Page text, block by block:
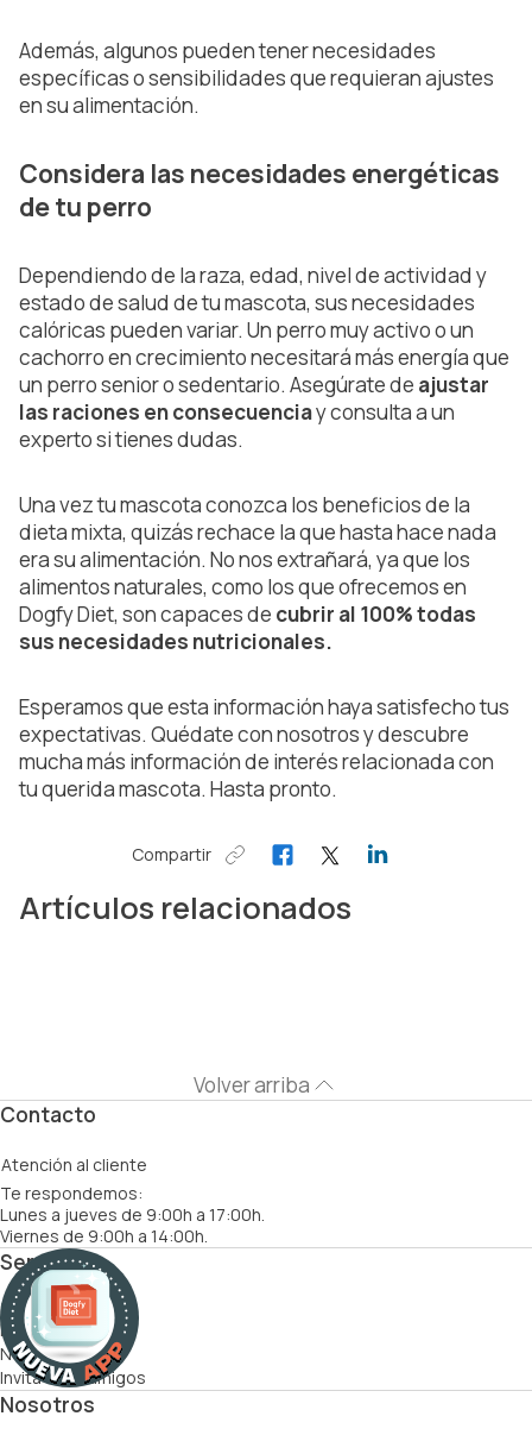
Además, algunos pueden tener necesidades
específicas o sensibilidades que requieran ajustes
en su alimentación.
Considera las necesidades energéticas
de tu perro
Dependiendo de la raza, edad, nivel de actividad y
estado de salud de tu mascota, sus necesidades
calóricas pueden variar. Un perro muy activo o un
cachorro en crecimiento necesitará más energía que
un perro senior o sedentario. Asegúrate de ajustar
las raciones en consecuenciay consulta a un
experto si tienes dudas.
Una vez tu mascota conozca los beneficios de la
dieta mixta, quizás rechace la que hasta hace nada
era su alimentación. No nos extrañará, ya que los
alimentos naturales, como los que ofrecemos en
Dogfy Diet, son capaces de cubrir al 100% todas
sus necesidades nutricionales.
Esperamos que esta información haya satisfecho tus
expectativas. Quédate con nosotros y descubre
mucha más información de interés relacionada con
tu querida mascota. Hasta pronto.
Compartir
Artículos relacionados
Volver arriba
Contacto
Atención al cliente
Te respondemos:
Lunes a jueves de 9:00h a 17:00h.
Viernes de 9:00h a 14:00h.
Servicios
Cómo funciona
Recetas
Nutricionistas
Invita a tus amigos
Nosotros